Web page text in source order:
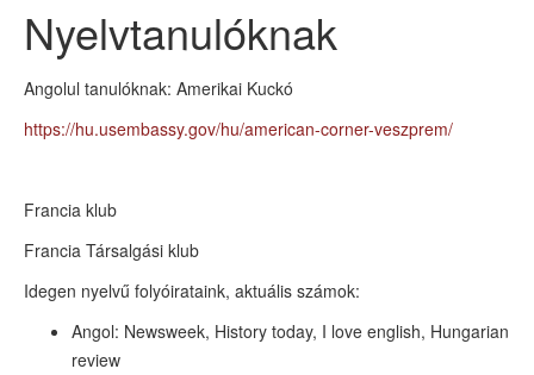
Nyelvtanulóknak
Angolul tanulóknak: Amerikai Kuckó
https://hu.usembassy.gov/hu/american-corner-veszprem/
Francia klub
Francia Társalgási klub
Idegen nyelvű folyóirataink, aktuális számok:
Angol: Newsweek, History today, I love english, Hungarian
review